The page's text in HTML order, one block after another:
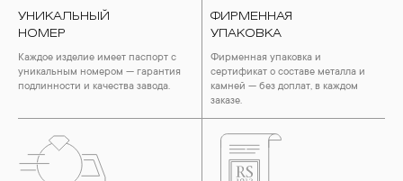
УНИКАЛЬНЫЙ
НОМЕР
Каждое изделие имеет паспорт с
уникальным номером — гарантия
подлинности и качества завода.
ФИРМЕННАЯ
УПАКОВКА
Фирменная упаковка и
сертификат о составе металла и
камней — без доплат, в каждом
заказе.